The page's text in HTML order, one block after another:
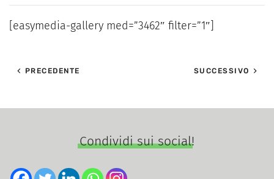
[easymedia-gallery med=”3462″ filter=”1″]
PRECEDENTE SUCCESSIVO
Condividi sui social!